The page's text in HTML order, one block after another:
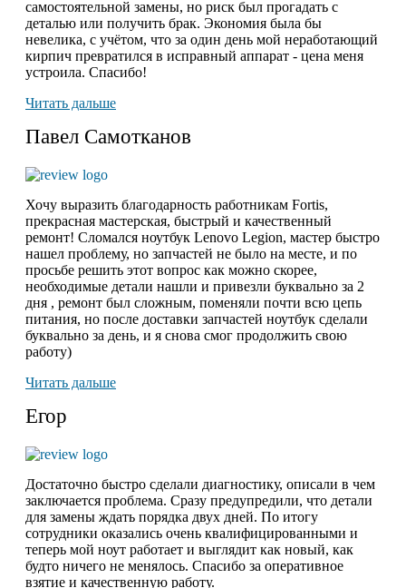
самостоятельной замены, но риск был прогадать с
деталью или получить брак. Экономия была бы
невелика, с учётом, что за один день мой неработающий
кирпич превратился в исправный аппарат - цена меня
устроила. Спасибо!
Читать дальше
Павел Самотканов
Хочу выразить благодарность работникам Fortis,
прекрасная мастерская, быстрый и качественный
ремонт! Сломался ноутбук Lenovo Legion, мастер быстро
нашел проблему, но запчастей не было на месте, и по
просьбе решить этот вопрос как можно скорее,
необходимые детали нашли и привезли буквально за 2
дня , ремонт был сложным, поменяли почти всю цепь
питания, но после доставки запчастей ноутбук сделали
буквально за день, и я снова смог продолжить свою
работу)
Читать дальше
Егор
Достаточно быстро сделали диагностику, описали в чем
заключается проблема. Сразу предупредили, что детали
для замены ждать порядка двух дней. По итогу
сотрудники оказались очень квалифицированными и
теперь мой ноут работает и выглядит как новый, как
будто ничего не менялось. Спасибо за оперативное
взятие и качественную работу.